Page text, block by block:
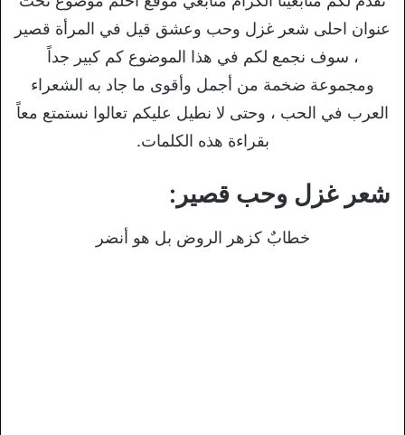
عنوان احلى شعر غزل وحب وعشق قيل في المرأة قصير
، سوف نجمع لكم في هذا الموضوع كم كبير جداً
ومجموعة ضخمة من أجمل وأقوى ما جاد به الشعراء
العرب في الحب ، وحتى لا نطيل عليكم تعالوا نستمتع معاً
بقراءة هذه الكلمات.
شعر غزل وحب قصير:
خطابٌ كزهر الروض بل هو أنضر